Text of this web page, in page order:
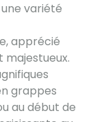
variété
apprécié
grappes
au début de